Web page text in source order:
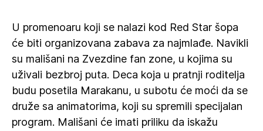
U promenoaru koji se nalazi kod Red Star šopa
će biti organizovana zabava za najmlađe. Navikli
su mališani na Zvezdine fan zone, u kojima su
uživali bezbroj puta. Deca koja u pratnji roditelja
budu posetila Marakanu, u subotu će moći da se
druže sa animatorima, koji su spremili specijalan
program. Mališani će imati priliku da iskažu